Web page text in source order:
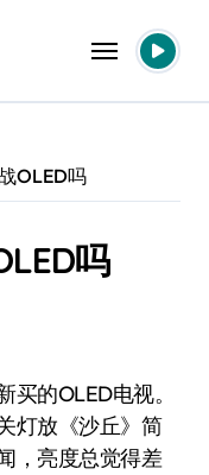
OLED吗
吗
灯放《沙丘》简
，亮度总觉得差